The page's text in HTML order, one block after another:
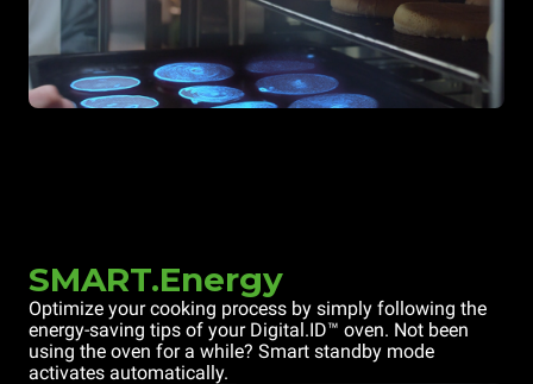
SMART.Energy
Optimize your cooking process by simply following the
energy-saving tips of your Digital.ID™ oven. Not been
using the oven for a while? Smart standby mode
activates automatically.